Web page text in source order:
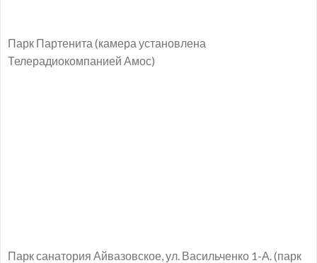
Парк Партенита (камера установлена
Телерадиокомпанией Амос)
Парк санатория Айвазовское, ул. Васильченко 1-А. (парк